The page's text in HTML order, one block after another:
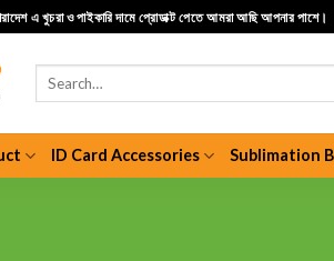
এ খুচরা ও পাইকারি দামে প্রোডাক্ট পেতে আমরা আছি আপনার পাশে।
Search
ID Card Accessories Sublimation